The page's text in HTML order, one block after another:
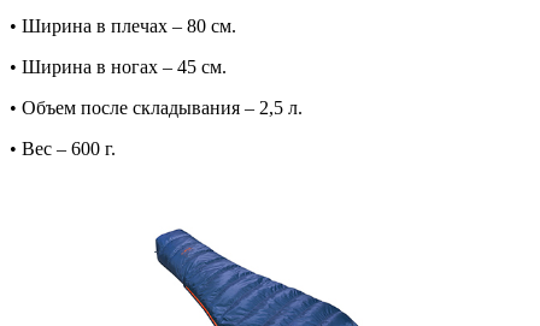
• Ширина в плечах – 80 см.
• Ширина в ногах – 45 см.
• Объем после складывания – 2,5 л.
• Вес – 600 г.